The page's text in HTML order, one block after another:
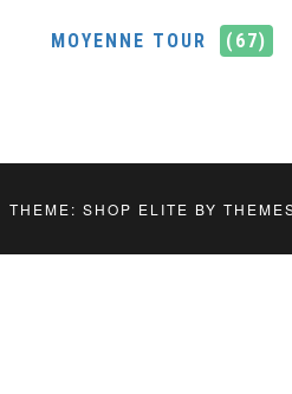
MOYENNE TOUR (67)
THEME: SHOP ELITE BY